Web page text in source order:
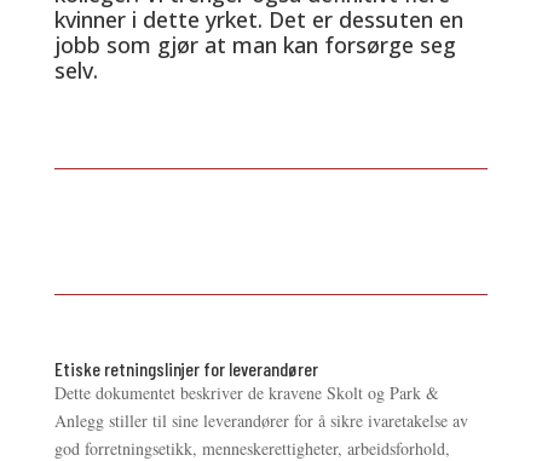
kvinner i dette yrket. Det er dessuten en
jobb som gjør at man kan forsørge seg
selv.
Etiske retningslinjer for leverandører
Dette dokumentet beskriver de kravene Skolt og Park &
Anlegg stiller til sine leverandører for å sikre ivaretakelse av
god forretningsetikk, menneskerettigheter, arbeidsforhold,